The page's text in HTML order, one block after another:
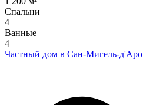
Спальни
4
Ванные
4
Частный дом в Сан-Мигель-д'Аро